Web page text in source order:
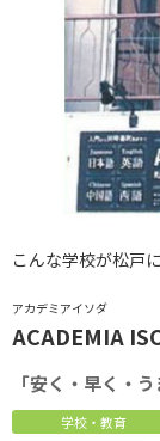
アカデミアイソダ
ACADEMIA
「安く・早く・
学校・教育
こんな学校が松戸